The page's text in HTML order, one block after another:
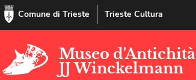
Comune di Trieste Trieste Cultura
Museo d'Antichità
JJ Winckelmann